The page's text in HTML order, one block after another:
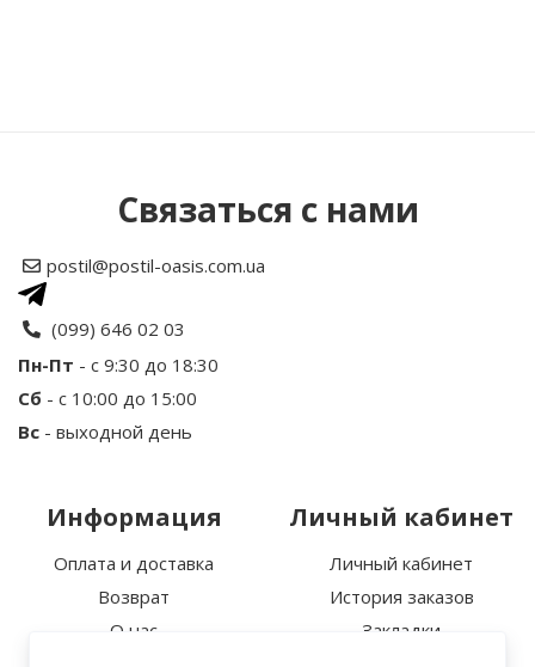
Рейтинг
Ваш отзыв
Примечание:
HTML разметка не
поддерживается! Используйте обычный текст.
Связаться с нами
postil@postil-oasis.com.ua
(099) 646 02 03
Пн-Пт - с 9:30 до 18:30
Сб - с 10:00 до 15:00
Вс - выходной день
Информация
Оплата и доставка
Возврат
О нас
Личный кабинет
Личный кабинет
История заказов
Закладки